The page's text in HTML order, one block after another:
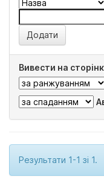
Вивести на
Результати 1-1 зі 1.